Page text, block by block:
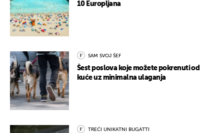
10 Europljana
SAM SVOJ ŠEF
Šest poslova koje možete pokrenuti od
kuće uz minimalna ulaganja
TREĆI UNIKATNI BUGATTI